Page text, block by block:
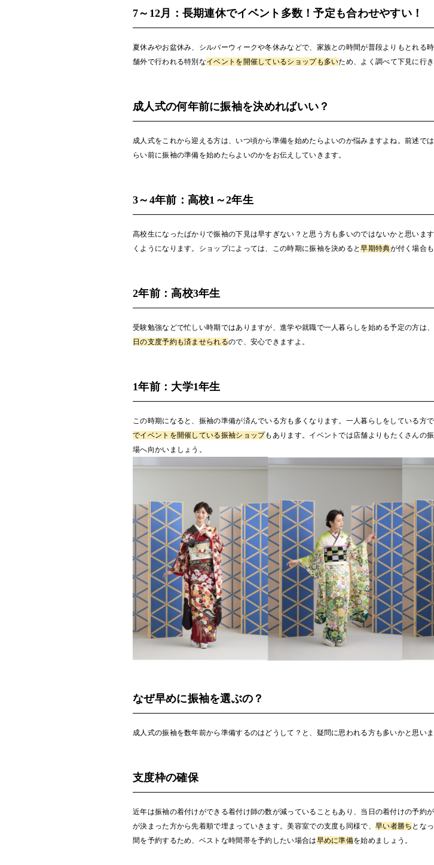
7～12月：長期連休でイベント多数！予定も合わせやすい！
夏休みやお盆休み、シルバーウィークや冬休みなどで、家族との時間が普段よりもとれる
舗外で行われる特別なイベントを開催しているショップも多いため、よく調べて下見に行き
成人式の何年前に振袖を決めればいい？
成人式をこれから迎える方は、いつ頃から準備を始めたらよいのか悩みますよね。前述で
らい前に振袖の準備を始めたらよいのかをお伝えしていきます。
3～4年前：高校1～2年生
高校生になったばかりで振袖の下見は早すぎない？と思う方も多いのではないかと思いま
くようになります。ショップによっては、この時期に振袖を決めると早期特典が付く場合も
2年前：高校3年生
受験勉強などで忙しい時期ではありますが、進学や就職で一人暮らしを始める予定の方は
日の支度予約も済ませられるので、安心できますよ。
1年前：大学1年生
この時期になると、振袖の準備が済んでいる方も多くなります。一人暮らしをしている方
でイベントを開催している振袖ショップもあります。イベントでは店舗よりもたくさんの振
場へ向かいましょう。
なぜ早めに振袖を選ぶの？
成人式の振袖を数年前から準備するのはどうして？と、疑問に思われる方も多いかと思い
支度枠の確保
近年は振袖の着付けができる着付け師の数が減っていることもあり、当日の着付けの予約
が決まった方から先着順で埋まっていきます。美容室での支度も同様で、 早い者勝ち とな
間を予約するため、ベストな時間帯を予約したい場合は早めに準備を始めましょう。